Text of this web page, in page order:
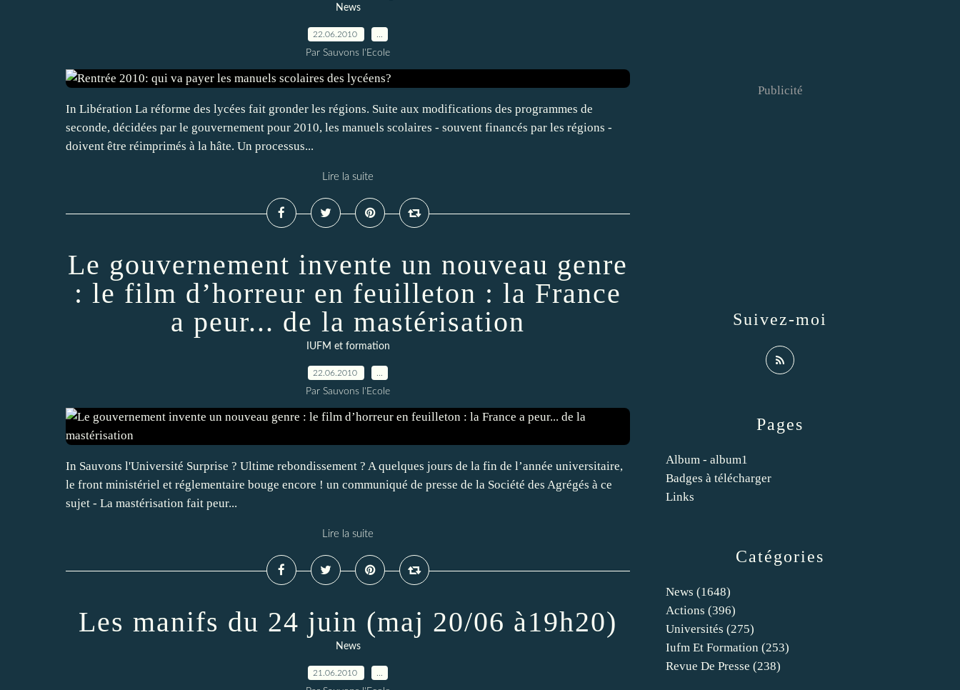
News
22.06.2010
Par Sauvons l'Ecole
In Libération La réforme des lycées fait gronder les régions. Suite aux modifications des programmes de
seconde, décidées par le gouvernement pour 2010, les manuels scolaires - souvent financés par les régions -
doivent être réimprimés à la hâte. Un processus...
Lire la suite
Le gouvernement invente un nouveau genre
: le film d’horreur en feuilleton : la France
a peur... de la mastérisation
IUFM et formation
22.06.2010
Par Sauvons l'Ecole
In Sauvons l'Université Surprise ? Ultime rebondissement ? A quelques jours de la fin de l’année universitaire,
le front ministériel et réglementaire bouge encore ! un communiqué de presse de la Société des Agrégés à ce
sujet - La mastérisation fait peur...
Lire la suite
Les manifs du 24 juin (maj 20/06 à19h20)
News
21.06.2010
Catégories
News (1648)
Actions (396)
Universités (275)
Iufm Et Formation (253)
Revue De Presse (238)
Pages
Album - album1
Badges à télécharger
Links
Suivez-moi
Publicité